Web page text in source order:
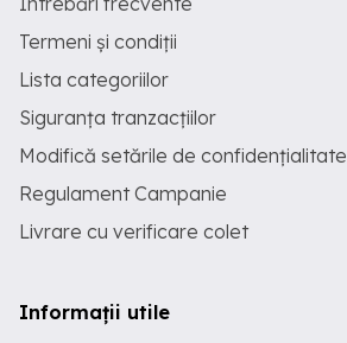
Termeni și condiții
Lista categoriilor
Siguranța tranzacțiilor
Modifică setările de confidențialitate
Regulament Campanie
Livrare cu verificare colet
Informații utile